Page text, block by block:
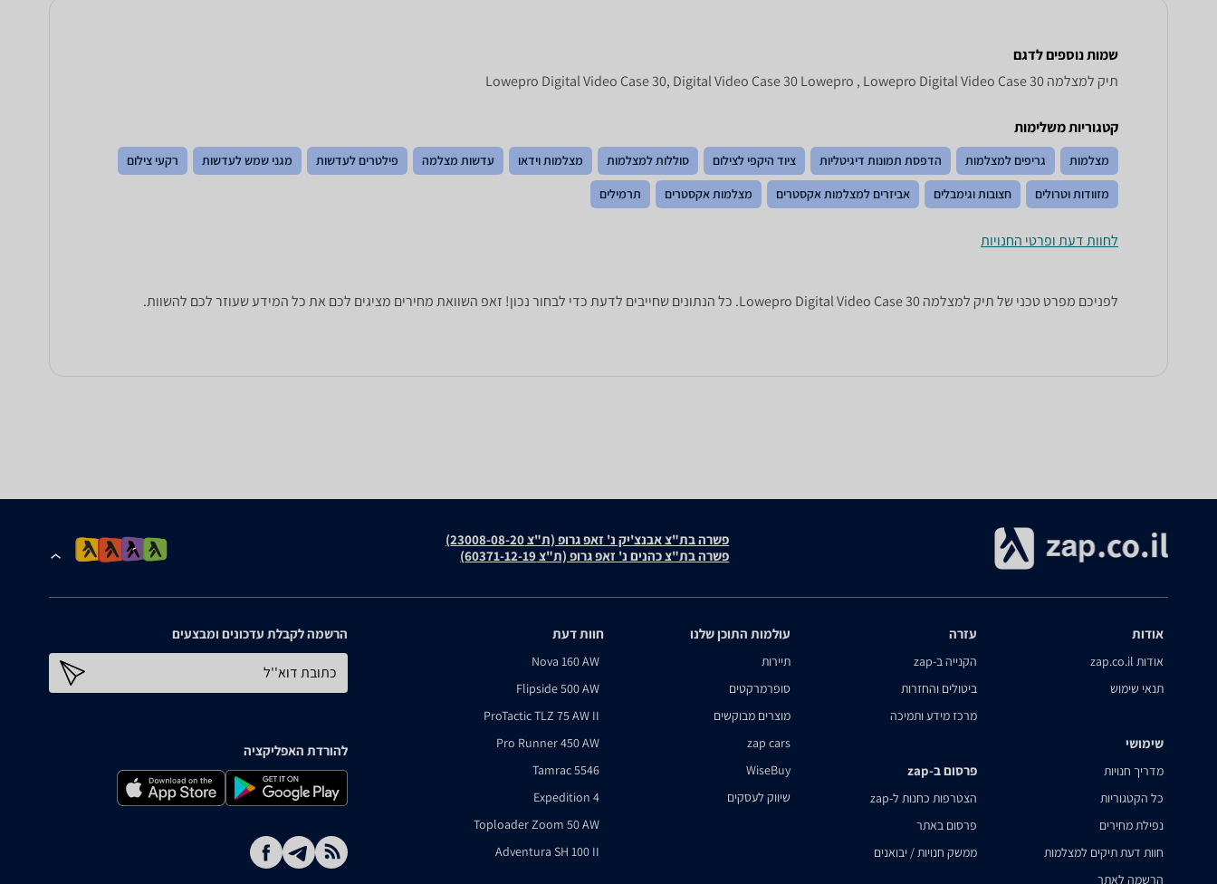
שמות נוספים לדגם
תיק למצלמה Lowepro Digital Video Case 30, Digital Video Case 30 Lowepro , Lowepro Digital Video Case 30
קטגוריות משלימות
מצלמות גריפים למצלמות הדפסת תמונות דיגיטליות ציוד היקפי לצילום סוללות למצלמות מצלמות וידאו עדשות מצלמה פילטרים לעדשות מגני שמש לעדשות רקעי צילום
מזוודות וטרולים חצובות וגימבלים אביזרים למצלמות אקסטרים מצלמות אקסטרים תרמילים
לחוות דעת ופרטי החנויות
לפניכם מפרט טכני של תיק למצלמה Lowepro Digital Video Case 30. כל הנתונים שחייבים לדעת כדי לבחור נכון! זאפ השוואת מחירים מציגים לכם את כל המידע שעוזר לכם להשוות.
פשרה בת"צ אבנצ'יק נ' זאפ גרופ (ת"צ 23008-08-20)
פשרה בת"צ כהנים נ' זאפ גרופ (ת"צ 60371-12-19)
אודות
אודות zap.co.il
תנאי שימוש
שימושי
מדריך חנויות
כל הקטגוריות
נפילת מחירים
חוות דעת תיקים למצלמות
הרשמה לאתר
עזרה
הקנייה ב-zap
ביטולים והחזרות
מרכז מידע ותמיכה
פרסום ב-zap
הצטרפות כחנות ל-zap
פרסום באתר
ממשק חנויות / יבואנים
עולמות התוכן שלנו
תיירות
סופרמרקטים
מוצרים מבוקשים
zap cars
WiseBuy
שיווק לעסקים
חוות דעת
Nova 160 AW
Flipside 500 AW
ProTactic TLZ 75 AW II
Pro Runner 450 AW
Tamrac 5546
Expedition 4
Toploader Zoom 50 AW
Adventura SH 100 II
הרשמה לקבלת עדכונים ומבצעים
כתובת דוא''ל
להורדת האפליקציה